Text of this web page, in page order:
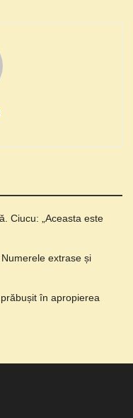
Ciucu: „Aceasta este
extrase și
în apropierea